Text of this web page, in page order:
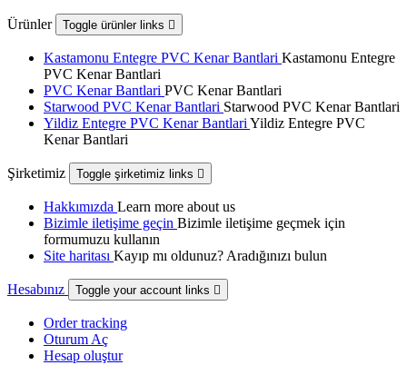
Ürünler Toggle ürünler links 
Kastamonu Entegre PVC Kenar Bantlari Kastamonu Entegre
PVC Kenar Bantlari
PVC Kenar Bantlari PVC Kenar Bantlari
Starwood PVC Kenar Bantlari Starwood PVC Kenar Bantlari
Yildiz Entegre PVC Kenar Bantlari Yildiz Entegre PVC
Kenar Bantlari
Şirketimiz Toggle şirketimiz links 
Hakkımızda Learn more about us
Bizimle iletişime geçin Bizimle iletişime geçmek için
formumuzu kullanın
Site haritası Kayıp mı oldunuz? Aradığınızı bulun
Hesabınız Toggle your account links 
Order tracking
Oturum Aç
Hesap oluştur